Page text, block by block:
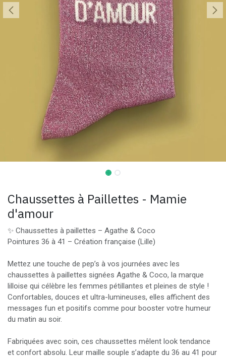
Chaussettes à Paillettes - Mamie
d'amour
✨ Chaussettes à paillettes – Agathe & Coco
Pointures 36 à 41 – Création française (Lille)
Mettez une touche de pep’s à vos journées avec les
chaussettes à paillettes signées Agathe & Coco, la marque
lilloise qui célèbre les femmes pétillantes et pleines de style !
Confortables, douces et ultra-lumineuses, elles affichent des
messages fun et positifs comme pour booster votre humeur
du matin au soir.
Fabriquées avec soin, ces chaussettes mêlent look tendance
et confort absolu. Leur maille souple s’adapte du 36 au 41 pour